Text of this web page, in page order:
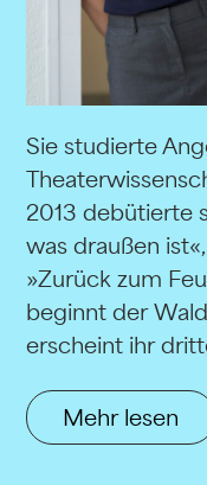
Sie studierte
2013 debütierte
was draußen
»Zurück zum
beginnt der
erscheint ihr
Mehr lesen